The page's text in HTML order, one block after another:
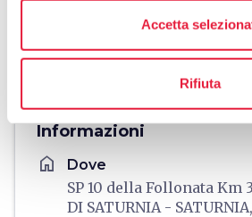
Accetta
Rifiuta
directions
Informazioni
home Dove
SP 10 della Follonata Km
DI SATURNIA -